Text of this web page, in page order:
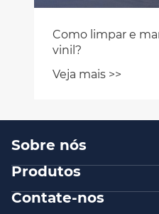
Como limpar e
vinil?
Veja mais >>
Sobre nós
Produtos
Contate-nos